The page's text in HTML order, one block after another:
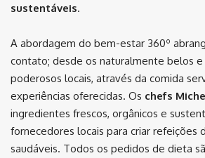
sustentáveis.
A abordagem do bem-estar 360º
contato; desde os naturalmente belos
poderosos locais, através da comida
experiências oferecidas. Os chefs
ingredientes frescos, orgânicos e
fornecedores locais para criar refeições
saudáveis. Todos os pedidos de dieta